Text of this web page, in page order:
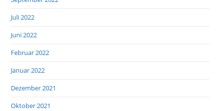
Juli 2022
Juni 2022
Februar 2022
Januar 2022
Dezember 2021
Oktober 2021